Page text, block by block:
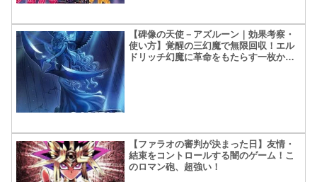
【碑像の天使－アズルーン｜効果考察・
使い方】覚醒の三幻魔で無限回収！エル
ドリッチ幻魔に革命をもたらす一枚か
【ファラオの審判が決まった日】友情・
結束をコントロールする闇のゲーム！こ
のロマン砲、超強い！